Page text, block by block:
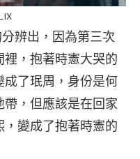
辨出，因為第三次
，抱著時憲大哭的
成了珉周，身份是何
，但應該是在回家
變成了抱著時憲的